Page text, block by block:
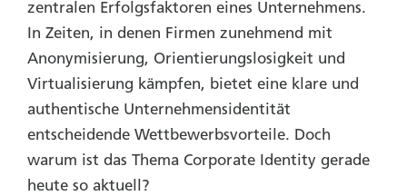
zentralen Erfolgsfaktoren eines Unternehmens.
In Zeiten, in denen Firmen zunehmend mit
Anonymi­sierung, Orientierungs­losigkeit und
Virtualisierung kämpfen, bietet eine klare und
authentische Unternehmens­identität
entscheidende Wettbewerbs­vorteile. Doch
warum ist das Thema Corporate Identity gerade
heute so aktuell?